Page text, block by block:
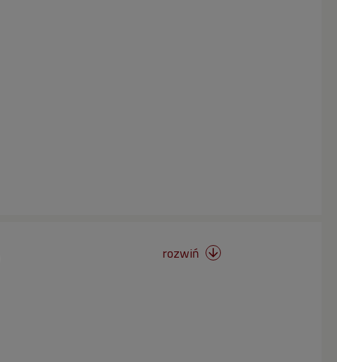
rozwiń 